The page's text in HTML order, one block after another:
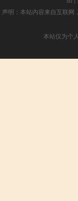
声明：本站内容来自互联网
本站仅为个